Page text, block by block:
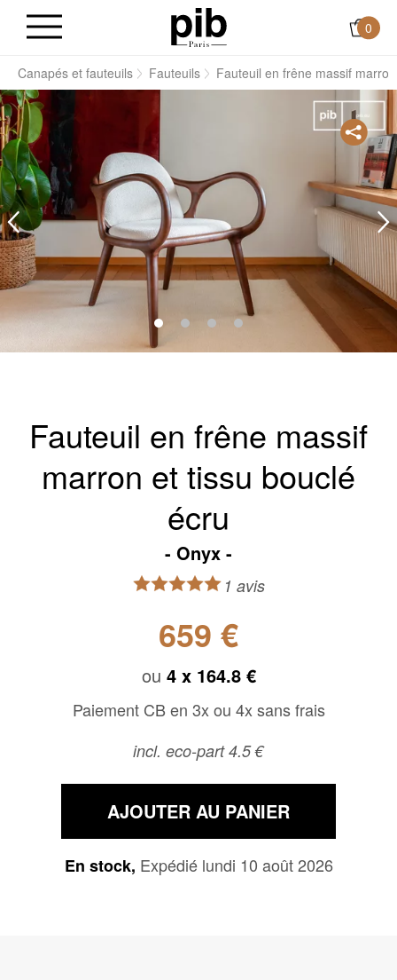
0
Canapés et fauteuils Fauteuils Fauteuil en frêne massif
Fauteuil en frêne massif
marron et tissu bouclé
écru
Onyx
1 avis
659 €
ou 4 x 164.8 €
Paiement CB en 3x ou 4x sans frais
incl. eco-part 4.5 €
AJOUTER AU PANIER
En stock, Expédié lundi 10 août 2026